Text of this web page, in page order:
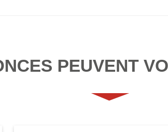
PEUVENT